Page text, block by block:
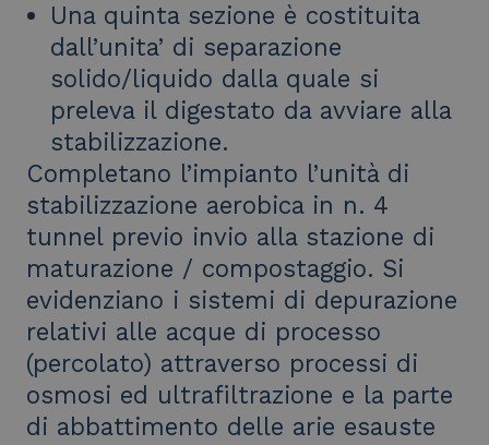
Una quinta sezione è costituita
dall’unita’ di separazione
solido/liquido dalla quale si
preleva il digestato da avviare alla
stabilizzazione.
Completano l’impianto l’unità di
stabilizzazione aerobica in n. 4
tunnel previo invio alla stazione di
maturazione / compostaggio. Si
evidenziano i sistemi di depurazione
relativi alle acque di processo
(percolato) attraverso processi di
osmosi ed ultrafiltrazione e la parte
di abbattimento delle arie esauste